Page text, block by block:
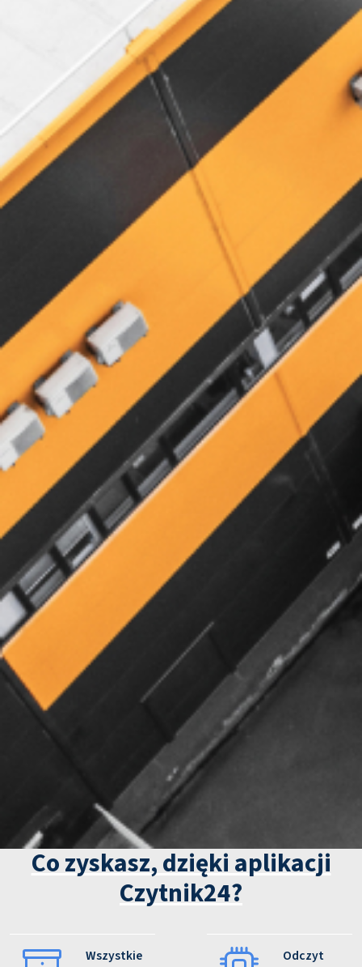
Co zyskasz, dzięki aplikacji
Czytnik24?
Wszystkie
Odczyt